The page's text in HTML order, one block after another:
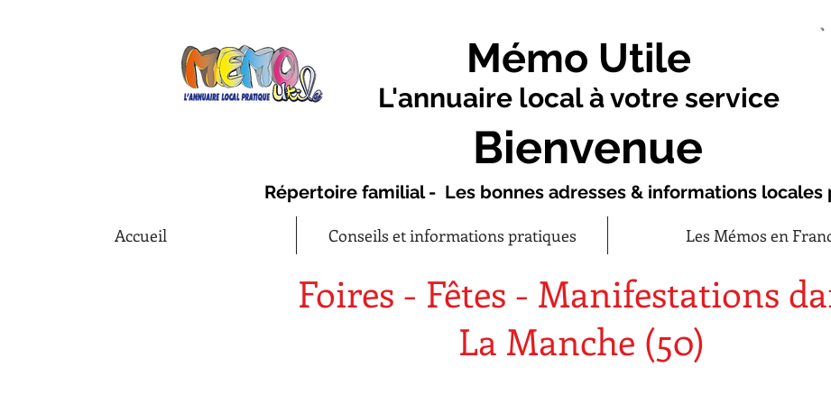
Mémo Utile
L'annuaire local à votre service
Bienvenue
Répertoire familial - Les bonnes adresses & informations locales
Accueil
Conseils et informations pratiques Les Mémos en
Foires - Fêtes - Manifestations
La Manche (50)